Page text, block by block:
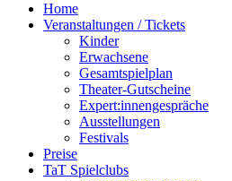
Home
Veranstaltungen / Tickets
Kinder
Erwachsene
Gesamtspielplan
Theater-Gutscheine
Expert:innengespräche
Ausstellungen
Festivals
Preise
TaT Spielclubs